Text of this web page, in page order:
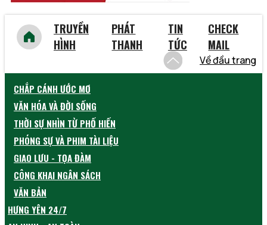
TRUYỀN
HÌNH
PHÁT
THANH
TIN
TỨC
CHECK
MAIL
Về đầu trang
CHẮP CÁNH ƯỚC MƠ
VĂN HÓA VÀ ĐỜI SỐNG
THỜI SỰ NHÌN TỪ PHỐ HIẾN
PHÓNG SỰ VÀ PHIM TÀI LIỆU
GIAO LƯU - TỌA ĐÀM
CÔNG KHAI NGÂN SÁCH
VĂN BẢN
HƯNG YÊN 24/7